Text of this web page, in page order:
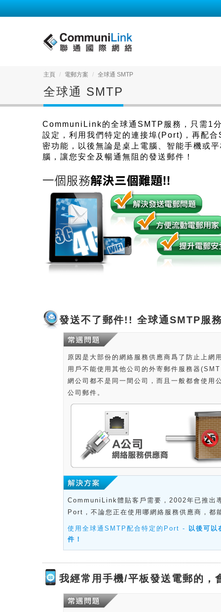
主頁 電郵方案 全球通 SMTP
全球通 SMTP
CommuniLink的全球通SMTP服務，只需1
設定，利用我們特定的連接埠(Port)，再配
密功能，以後無論是桌上電腦、智能手機或
腦，讓您安全及暢通無阻的發送郵件！
發送不了郵件!! 全球通SMTP服
原因是大部份的網絡服務供應商爲了防止上網
用戶不能使用其他公司的外寄郵件服務器
網公司都不是同一間公司，而且一般都會使
公司郵件。
CommuniLink體貼客戶需要，2002年已推
Port，不論您正在使用哪網絡服務供應商，都
使用全球通SMTP配合特定的Port - 以後可以
件！
我經常用手機/平板發送電郵的，